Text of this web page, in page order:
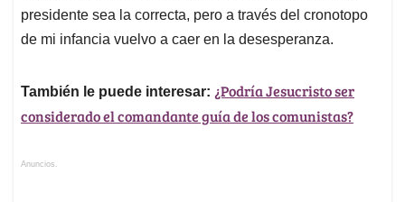
presidente sea la correcta, pero a través del cronotopo
de mi infancia vuelvo a caer en la desesperanza.
También le puede interesar: ¿Podría Jesucristo ser
considerado el comandante guía de los comunistas?
Anuncios.